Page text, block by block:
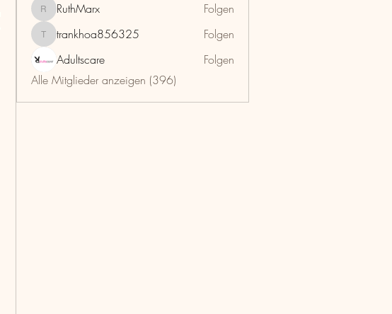
RuthMarx
RuthMarx Folgen
trankhoa856325
trankhoa856325
Folgen
Adultscare
Folgen
Alle Mitglieder anzeigen (396)